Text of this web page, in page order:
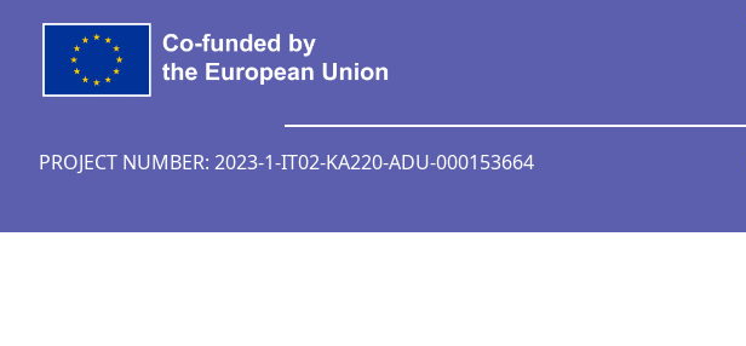
PROJECT NUMBER: 2023-1-IT02-KA220-ADU-000153664